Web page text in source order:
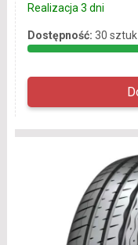
Realizacja 3 dni
Dostępność: 30 sztuk